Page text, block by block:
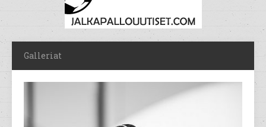
Galleriat